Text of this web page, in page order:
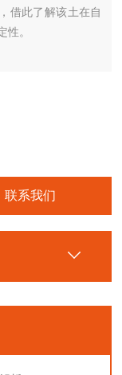
借此了解该土在自
性。
联系我们